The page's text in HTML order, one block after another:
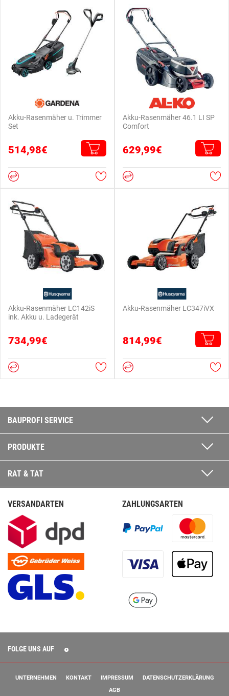
Akku-Rasenmäher u. Trimmer
Set
514,98€
Akku-Rasenmäher 46.1 LI SP
Comfort
629,99€
Akku-Rasenmäher LC142iS
ink. Akku u. Ladegerät
734,99€
Akku-Rasenmäher LC347iVX
814,99€
BAUPROFI SERVICE
PRODUKTE
RAT & TAT
VERSANDARTEN ZAHLUNGSARTEN
FOLGE UNS AUF
UNTERNEHMEN KONTAKT IMPRESSUM
DATENSCHUTZERKLÄRUNG
AGB